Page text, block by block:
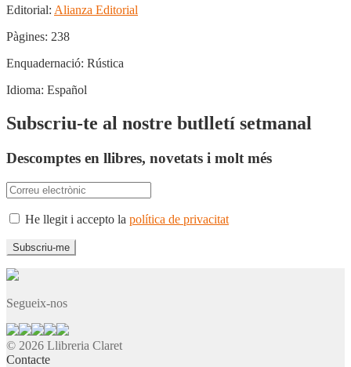
Editorial: Alianza Editorial
Pàgines: 238
Enquadernació: Rústica
Idioma: Español
Subscriu-te al nostre butlletí setmanal
Descomptes en llibres, novetats i molt més
He llegit i accepto la política de privacitat
Segueix-nos
© 2026 Llibreria Claret
Contacte